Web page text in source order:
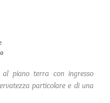
al piano terra con ingresso
particolare e di una